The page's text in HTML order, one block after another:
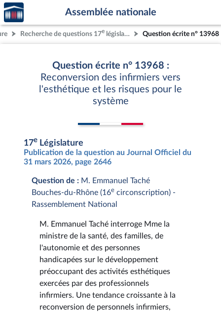
Aller au contenu
Aller en bas de la page
Accèder
à la
page
d'accueil
Assemblée nationale
Recherche de questions 17e législature Question écrite n° 13968
Question écrite n° 13968 :
Reconversion des infirmiers vers
l'esthétique et les risques pour le
système
17e Législature
Publication de la question au Journal Officiel du
31 mars 2026, page 2646
Question de : M. Emmanuel Taché
Bouches-du-Rhône (16e circonscription) -
Rassemblement National
M. Emmanuel Taché interroge Mme la
ministre de la santé, des familles, de
l'autonomie et des personnes
handicapées sur le développement
préoccupant des activités esthétiques
exercées par des professionnels
infirmiers. Une tendance croissante à la
reconversion de personnels infirmiers,